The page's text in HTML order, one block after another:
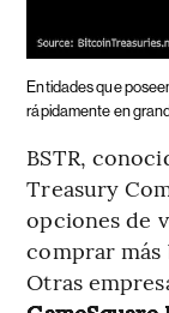
Entidades que
rápidamente en
BSTR,
Treasury
opciones de
comprar
Otras